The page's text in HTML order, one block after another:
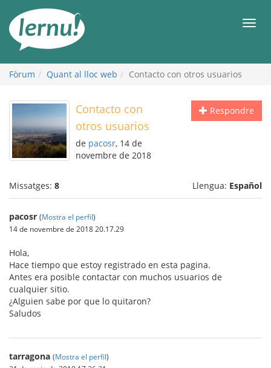
contingut
Fòrum Quant al lloc web Contacto con otros usuarios
Respondre
Contacto con
otros usuarios
de pacosr, 14 de
novembre de 2018
Missatges: 8 Llengua: Español
pacosr (Mostra el perfil)
14 de novembre de 2018 20.17.29
Hola,
Hace tiempo que estoy registrado en esta pagina.
Antes era posible contactar con muchos usuarios de
cualquier sitio.
¿Alguien sabe por que lo quitaron?
Saludos
tarragona (Mostra el perfil)